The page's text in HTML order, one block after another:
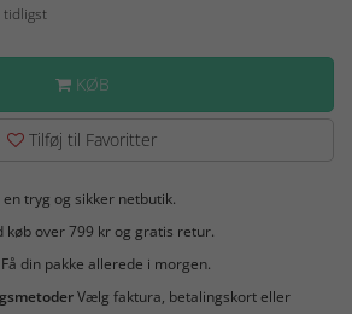
tidligst
KØB
Tilføj til Favoritter
en tryg og sikker netbutik.
køb over 799 kr og gratis retur.
Få din pakke allerede i morgen.
Vælg faktura, betalingskort eller